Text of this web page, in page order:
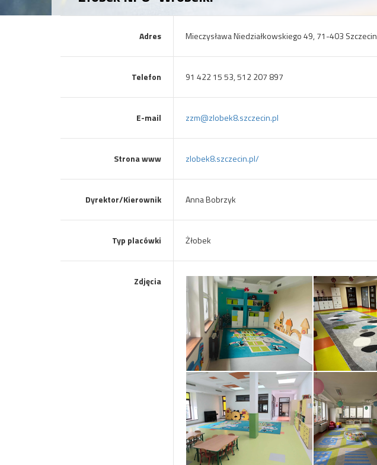
Adres Mieczysława Niedziałkowskiego 49, 71-403 Szczecin
Telefon 91 422 15 53, 512 207 897
E-mail zzm@zlobek8.szczecin.pl
Strona www zlobek8.szczecin.pl/
Dyrektor/Kierownik Anna Bobrzyk
Typ placówki Żłobek
Zdjęcia